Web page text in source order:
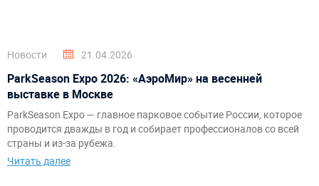
Новости 21.04.2026
ParkSeason Expo 2026: «АэроМир» на весенней
выставке в Москве
ParkSeason Expo — главное парковое событие России, которое
проводится дважды в год и собирает профессионалов со всей
страны и из-за рубежа.
Читать далее